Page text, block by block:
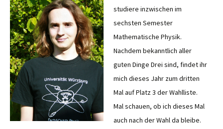
studiere inzwischen im
sechsten Semester
Mathematische Physik.
Nachdem bekanntlich aller
guten Dinge Drei sind, findet ihr
mich dieses Jahr zum dritten
Mal auf Platz 3 der Wahlliste.
Mal schauen, ob ich dieses Mal
auch nach der Wahl da bleibe.